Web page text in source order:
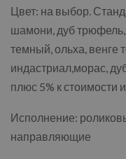
Цвет: на выбор.
шамони, дуб трюфель,
темный, ольха, венге
индастриал,морас,
плюс 5% к стоимости
Исполнение:
направляющие